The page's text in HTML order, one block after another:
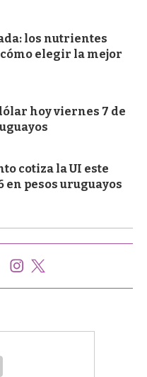
los nutrientes
elegir la mejor
hoy viernes 7 de
cotiza la UI este
en pesos uruguayos